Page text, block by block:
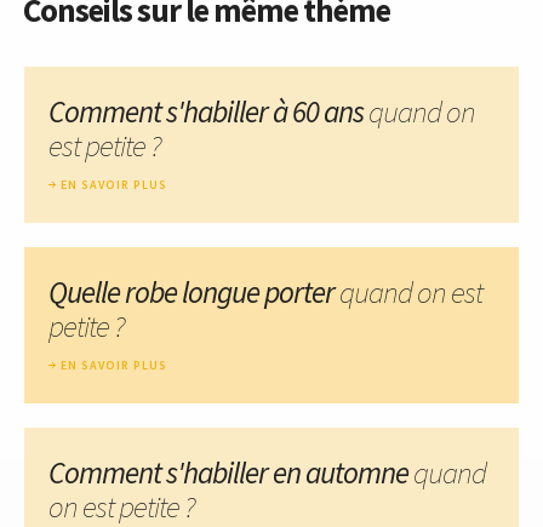
Conseils sur le même thème
Comment s'habiller à 60 ansquand on
est petite ?
EN SAVOIR PLUS
Quelle robe longue porterquand on est
petite ?
EN SAVOIR PLUS
Comment s'habiller en automnequand
on est petite ?